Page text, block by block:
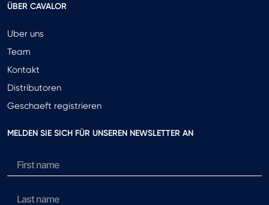
ÜBER CAVALOR
Uber uns
Team
Kontakt
Distributoren
Geschaeft registrieren
MELDEN SIE SICH FÜR UNSEREN NEWSLETTER AN